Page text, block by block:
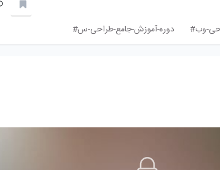
وب# دوره-آموزش-جامع-طراحی-س#